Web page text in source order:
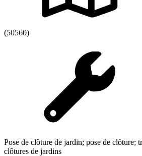
(50560)
Pose de clôture de jardin; pose de clôture;
clôtures de jardins